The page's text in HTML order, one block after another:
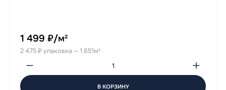
1 499 ₽/м²
2 475 ₽ упаковка — 1.651м²
В КОРЗИНУ